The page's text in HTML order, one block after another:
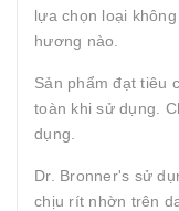
lựa chọn loại
hương nào.
Sản phẩm đạt tiêu
toàn khi sử dụng.
dụng.
Dr. Bronner's sử
chịu rít nhờn trên